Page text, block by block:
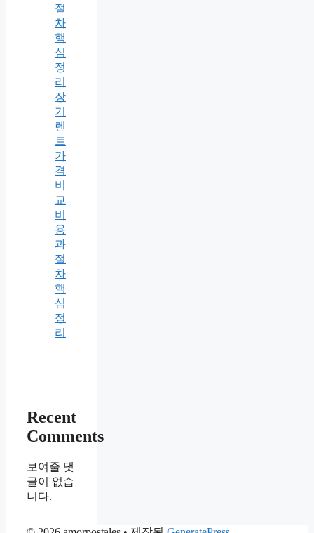
절
차
핵
심
정
리
장
기
렌
트
가
격
비
교
비
용
과
절
차
핵
심
정
리
Recent
Comments
보여줄 댓
글이 없습
니다.